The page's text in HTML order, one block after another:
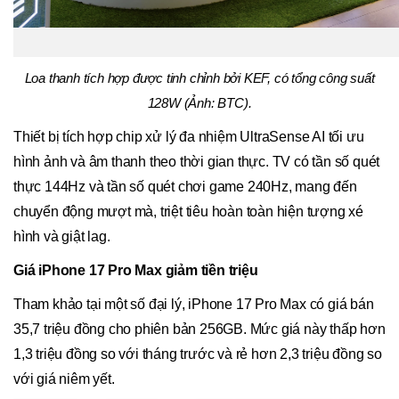
Loa thanh tích hợp được tinh chỉnh bởi KEF, có tổng công suất
128W (Ảnh: BTC).
Thiết bị tích hợp chip xử lý đa nhiệm UltraSense AI tối ưu
hình ảnh và âm thanh theo thời gian thực. TV có tần số quét
thực 144Hz và tần số quét chơi game 240Hz, mang đến
chuyển động mượt mà, triệt tiêu hoàn toàn hiện tượng xé
hình và giật lag.
Giá iPhone 17 Pro Max giảm tiền triệu
Tham khảo tại một số đại lý, iPhone 17 Pro Max có giá bán
35,7 triệu đồng cho phiên bản 256GB. Mức giá này thấp hơn
1,3 triệu đồng so với tháng trước và rẻ hơn 2,3 triệu đồng so
với giá niêm yết.